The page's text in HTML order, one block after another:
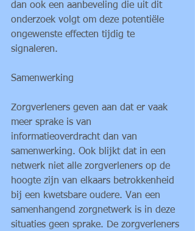
dan ook een aanbeveling die uit dit
onderzoek volgt om deze potentiële
ongewenste effecten tijdig te
signaleren.
Samenwerking
Zorgverleners geven aan dat er vaak
meer sprake is van
informatieoverdracht dan van
samenwerking. Ook blijkt dat in een
netwerk niet alle zorgverleners op de
hoogte zijn van elkaars betrokkenheid
bij een kwetsbare oudere. Van een
samenhangend zorgnetwerk is in deze
situaties geen sprake. De zorgverleners